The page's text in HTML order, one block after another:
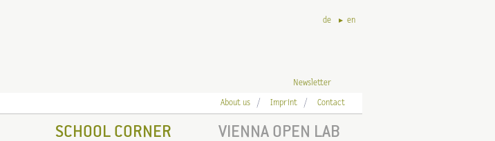
de en
Newsletter
About us Imprint Contact
SCHOOL CORNER VIENNA OPEN LAB